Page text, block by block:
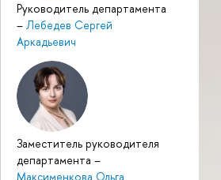
Руководитель департамента
– Лебедев Сергей
Аркадьевич
Заместитель руководителя
департамента –
Максименкова Ольга